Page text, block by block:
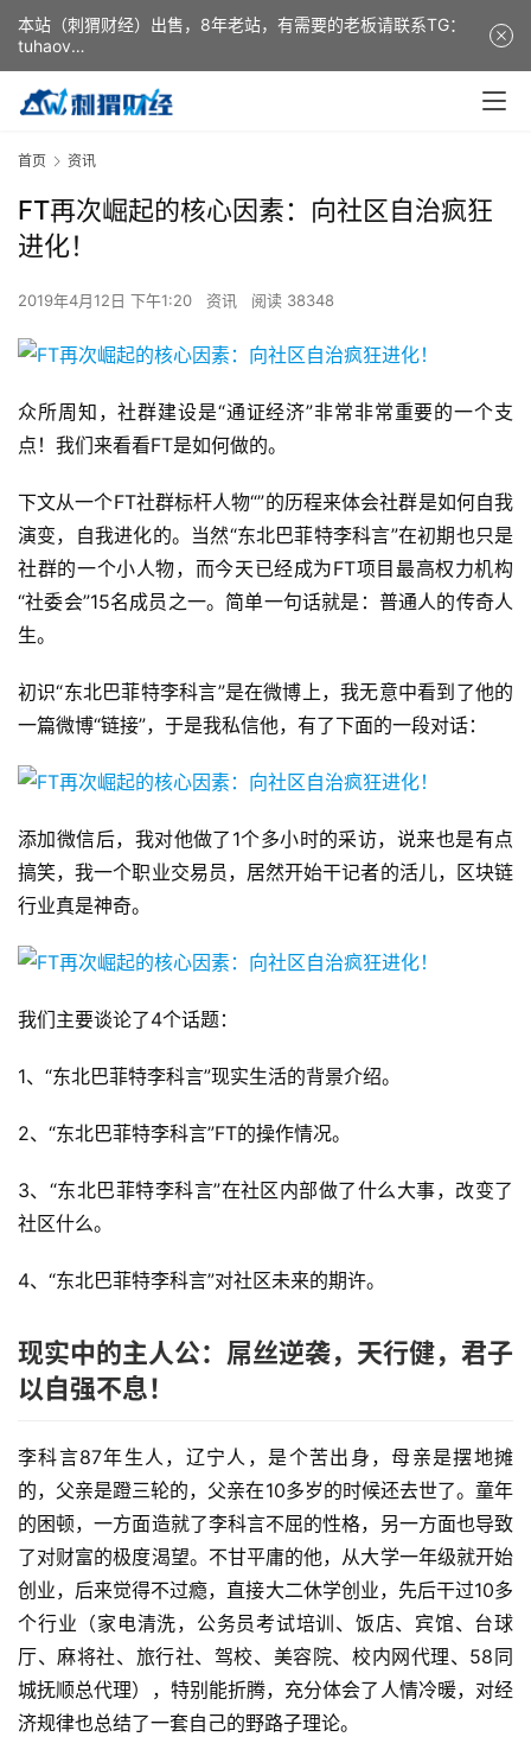
首页 资讯
FT再次崛起的核心因素：向社区自治疯狂
进化！
2019年4月12日 下午1:20 资讯 阅读 38348
众所周知，社群建设是“通证经济”非常非常重要的一个支
点！我们来看看FT是如何做的。
下文从一个FT社群标杆人物“”的历程来体会社群是如何自我
演变，自我进化的。当然“东北巴菲特李科言”在初期也只是
社群的一个小人物，而今天已经成为FT项目最高权力机构
“社委会”15名成员之一。简单一句话就是：普通人的传奇人
生。
初识“东北巴菲特李科言”是在微博上，我无意中看到了他的
一篇微博“链接”，于是我私信他，有了下面的一段对话：
添加微信后，我对他做了1个多小时的采访，说来也是有点
搞笑，我一个职业交易员，居然开始干记者的活儿，区块链
行业真是神奇。
我们主要谈论了4个话题：
1、“东北巴菲特李科言”现实生活的背景介绍。
2、“东北巴菲特李科言”FT的操作情况。
3、“东北巴菲特李科言”在社区内部做了什么大事，改变了
社区什么。
4、“东北巴菲特李科言”对社区未来的期许。
现实中的主人公：屌丝逆袭，天行健，君子
以自强不息！
李科言87年生人，辽宁人，是个苦出身，母亲是摆地摊
的，父亲是蹬三轮的，父亲在10多岁的时候还去世了。童年
的困顿，一方面造就了李科言不屈的性格，另一方面也导致
了对财富的极度渴望。不甘平庸的他，从大学一年级就开始
创业，后来觉得不过瘾，直接大二休学创业，先后干过10多
个行业（家电清洗，公务员考试培训、饭店、宾馆、台球
厅、麻将社、旅行社、驾校、美容院、校内网代理、58同
城抚顺总代理），特别能折腾，充分体会了人情冷暖，对经
济规律也总结了一套自己的野路子理论。
本站（刺猬财经）出售，8年老站，有需要的老板请联系TG：
tuhaov
This website (ciweicaijing) is for sale. It is a 8-year-old
website. If you need it, please contact TG: tuhaov